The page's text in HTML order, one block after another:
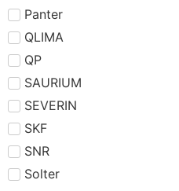
Panter
QLIMA
QP
SAURIUM
SEVERIN
SKF
SNR
Solter